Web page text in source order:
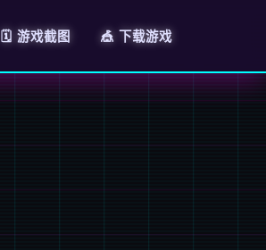
🗓️ 游戏截图 🎪 下载游戏